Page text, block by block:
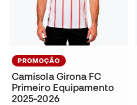
PROMOÇÃO
Camisola Girona FC
Primeiro Equipamento
2025-2026